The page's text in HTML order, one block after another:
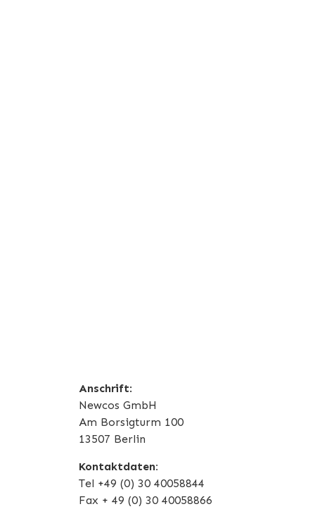
Anschrift:
Newcos GmbH
Am Borsigturm 100
13507 Berlin
Kontaktdaten:
Tel +49 (0) 30 40058844
Fax + 49 (0) 30 40058866